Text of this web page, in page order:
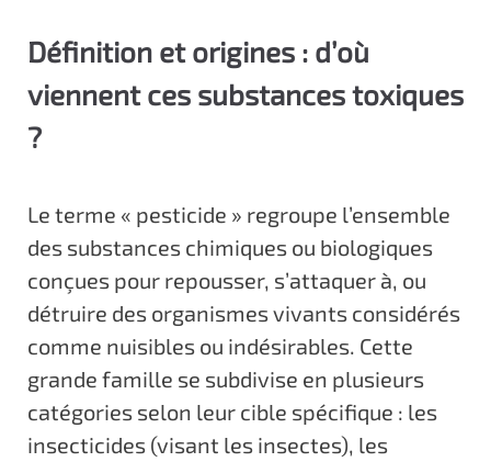
Définition et origines : d’où
viennent ces substances toxiques
?
Le terme « pesticide » regroupe l’ensemble
des substances chimiques ou biologiques
conçues pour repousser, s’attaquer à, ou
détruire des organismes vivants considérés
comme nuisibles ou indésirables. Cette
grande famille se subdivise en plusieurs
catégories selon leur cible spécifique : les
insecticides (visant les insectes), les